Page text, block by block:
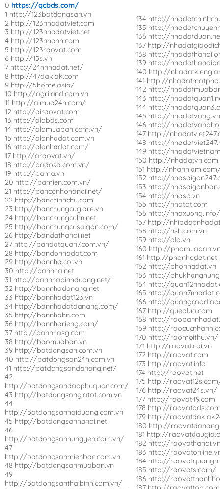
0 https://qcbds.com/
1 http://123batdongsan.vn
2 http://123nhadatviet.com
3 http://123nhadatviet.net
4 http://123nhanh.com
5 http://123raovat.com
6 http://15s.vn
7 http://24hnhadat.net/
8 http://47daklak.com
9 http://5home.asia/
10 http://agriland.com.vn
11 http://aimua24h.com/
12 http://airaovat.com
13 http://alobds.com
14 http://alomuaban.com.vn/
15 http://alonhadat.com.vn
16 http://alonhadat.com/
17 http://araovat.vn/
18 http://badosa.com.vn/
19 http://bama.vn
20 http://bamien.com.vn/
21 http://bancanhohanoi.net/
22 http://banchinhchu.com
23 http://banchungcugiare.vn
24 http://banchungcuhn.net
25 http://banchungcusaigon.com/
26 http://bandathanoi.net
27 http://bandatquan7.com.vn/
28 http://bandonhadat.com
29 http://bannha.coi.vn
30 http://bannha.net
31 http://bannhabinhduong.net/
32 http://bannhadanang.net
33 http://bannhadat123.vn
34 http://bannhadatdanang.com/
35 http://bannhahn.com
36 http://bannharieng.com/
37 http://bannhasg.com
38 http://baomuaban.vn
39 http://batdongsan.com.vn
40 http://batdongsan24h.com.vn
41 http://batdongsandanang.net/
42
http://batdongsandaophuquoc.com/
43 http://batdongsangiatot.com.vn
44
http://batdongsanhaiduong.com.vn
45 http://batdongsanhanoi.net
46
http://batdongsanhungyen.com.vn/
47
http://batdongsanmienbac.com.vn
48 http://batdongsanmuaban.vn
49
http://batdongsanthaibinh.com.vn/
134 http://
135 http://
136 http://
137 http://
138 http://
139 http://
140 http://
141 http://
142 http://
143 http://
144 http://
145 http://nhadatvang.vn
146 http://
147 http://
148 http://
149 http://
150 http://
151 http://
152 http://
153 http://
154 http://nhaso.vn
155 http://nhatot.com
156 http://nhaxuong.info/
157 http://
158 http://nsh.com.vn
159 http://olo.vn
160 http://
161 http://phonhadat.net
162 http://phonhadat.vn
163 http://
164 http://
165 http://
166 http://
167 http://queolua.com
168 http://
169 http://
170 http://raomoithu.vn/
171 http://raovat.coi.vn
172 http://raovat.com
173 http://raovat.info
174 http://raovat.net
175 http://
176 http://raovat24s.vn/
177 http://raovat49.com
178 http://
179 http://
180 http://
181 http://
182 http://
183 http://
184 http://
185 http://raovats.com/
186 http://